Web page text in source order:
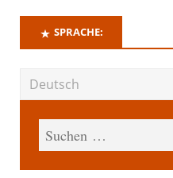
SPRACHE: